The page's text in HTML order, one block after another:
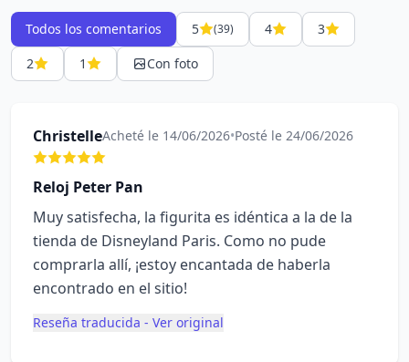
Todos los comentarios 5 (39) 4
3
2
1 Con foto
ChristelleAcheté le 14/06/2026•Posté le 24/06/2026
Reloj Peter Pan
Muy satisfecha, la figurita es idéntica a la de la
tienda de Disneyland Paris. Como no pude
comprarla allí, ¡estoy encantada de haberla
encontrado en el sitio!
Reseña traducida - Ver original